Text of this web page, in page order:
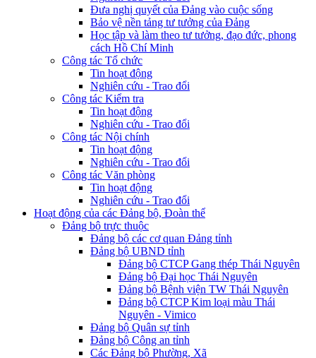
Đưa nghị quyết của Đảng vào cuộc sống
Bảo vệ nền tảng tư tưởng của Đảng
Học tập và làm theo tư tưởng, đạo đức, phong
cách Hồ Chí Minh
Công tác Tổ chức
Tin hoạt động
Nghiên cứu - Trao đổi
Công tác Kiểm tra
Tin hoạt động
Nghiên cứu - Trao đổi
Công tác Nội chính
Tin hoạt động
Nghiên cứu - Trao đổi
Công tác Văn phòng
Tin hoạt động
Nghiên cứu - Trao đổi
Hoạt động của các Đảng bộ, Đoàn thể
Đảng bộ trực thuộc
Đảng bộ các cơ quan Đảng tỉnh
Đảng bộ UBND tỉnh
Đảng bộ CTCP Gang thép Thái Nguyên
Đảng bộ Đại học Thái Nguyên
Đảng bộ Bệnh viện TW Thái Nguyên
Đảng bộ CTCP Kim loại màu Thái
Nguyên - Vimico
Đảng bộ Quân sự tỉnh
Đảng bộ Công an tỉnh
Các Đảng bộ Phường, Xã